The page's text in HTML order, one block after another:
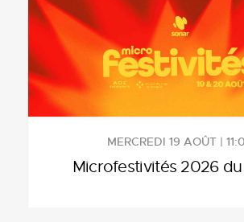
MERCREDI 19 AOÛT |
Microfestivités 2026